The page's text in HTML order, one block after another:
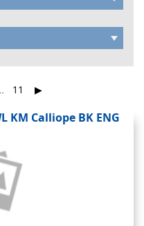
11 ▶
KM Calliope BK ENG